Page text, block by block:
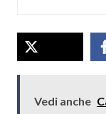
Vedi anche